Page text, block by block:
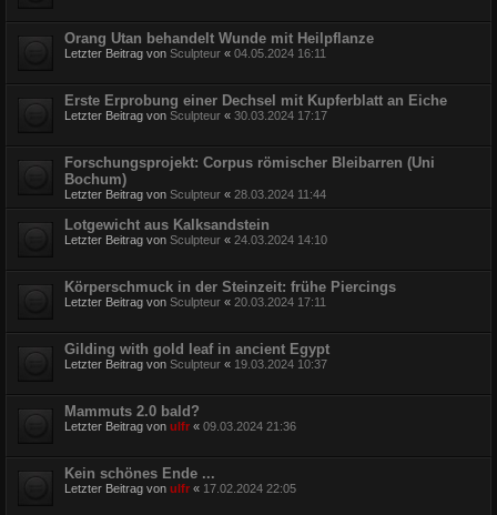
Orang Utan behandelt Wunde mit Heilpflanze
Letzter Beitrag von Sculpteur « 04.05.2024 16:11
Erste Erprobung einer Dechsel mit Kupferblatt an Eiche
Letzter Beitrag von Sculpteur « 30.03.2024 17:17
Forschungsprojekt: Corpus römischer Bleibarren (Uni
Bochum)
Letzter Beitrag von Sculpteur « 28.03.2024 11:44
Lotgewicht aus Kalksandstein
Letzter Beitrag von Sculpteur « 24.03.2024 14:10
Körperschmuck in der Steinzeit: frühe Piercings
Letzter Beitrag von Sculpteur « 20.03.2024 17:11
Gilding with gold leaf in ancient Egypt
Letzter Beitrag von Sculpteur « 19.03.2024 10:37
Mammuts 2.0 bald?
Letzter Beitrag von ulfr « 09.03.2024 21:36
Kein schönes Ende ...
Letzter Beitrag von ulfr « 17.02.2024 22:05